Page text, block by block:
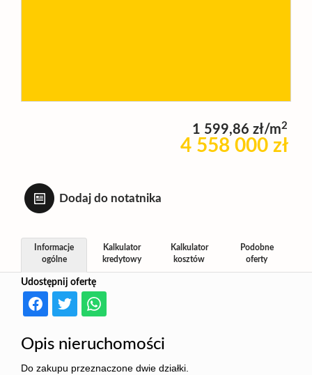
Zamienię
1 599,86 zł/m2
4 558 000 zł
Dodaj do notatnika
Udostępnij ofertę
Informacje
ogólne
Kalkulator
kredytowy
Kalkulator
kosztów
Podobne
oferty
Opis nieruchomości
Do zakupu przeznaczone dwie działki.